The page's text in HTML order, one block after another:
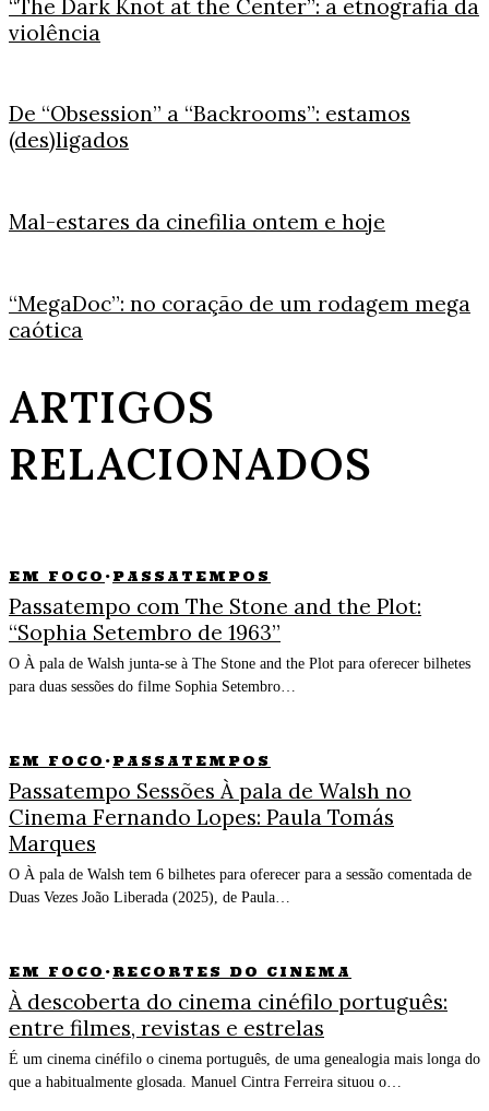
“The Dark Knot at the Center”: a etnografia da
violência
De “Obsession” a “Backrooms”: estamos
(des)ligados
Mal-estares da cinefilia ontem e hoje
“MegaDoc”: no coração de um rodagem mega
caótica
ARTIGOS
RELACIONADOS
EM FOCO · PASSATEMPOS
Passatempo com The Stone and the Plot:
“Sophia Setembro de 1963”
O À pala de Walsh junta-se à The Stone and the Plot para oferecer bilhetes
para duas sessões do filme Sophia Setembro…
EM FOCO · PASSATEMPOS
Passatempo Sessões À pala de Walsh no
Cinema Fernando Lopes: Paula Tomás
Marques
O À pala de Walsh tem 6 bilhetes para oferecer para a sessão comentada de
Duas Vezes João Liberada (2025), de Paula…
EM FOCO · RECORTES DO CINEMA
À descoberta do cinema cinéfilo português:
entre filmes, revistas e estrelas
É um cinema cinéfilo o cinema português, de uma genealogia mais longa do
que a habitualmente glosada. Manuel Cintra Ferreira situou o…